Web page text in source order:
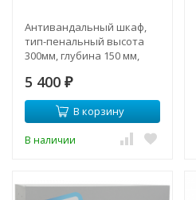
Антивандальный шкаф,
тип-пенальный высота
300мм, глубина 150 мм,
5 400 ₽
В корзину
В наличии